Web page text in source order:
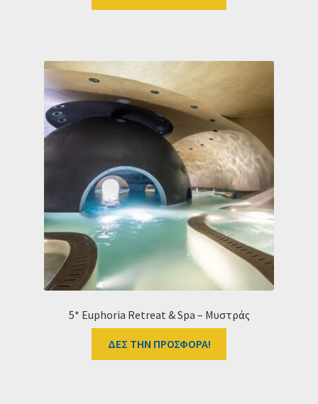
5* Euphoria Retreat & Spa – Μυστράς
ΔΕΣ ΤΗΝ ΠΡΟΣΦΟΡΑ!